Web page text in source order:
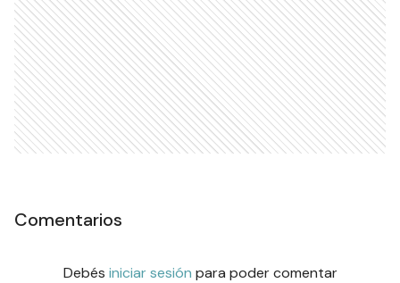
Comentarios
Debés iniciar sesión para poder comentar